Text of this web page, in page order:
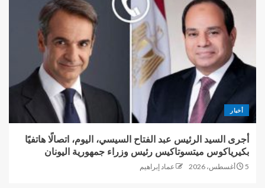
أخبار
أجرى السيد الرئيس عبد الفتاح السيسي، اليوم، اتصالًا هاتفيًا
بكيرياكوس ميتسوتاكيس رئيس وزراء جمهورية اليونان
5 أغسطس، 2026 عماد إبراهيم